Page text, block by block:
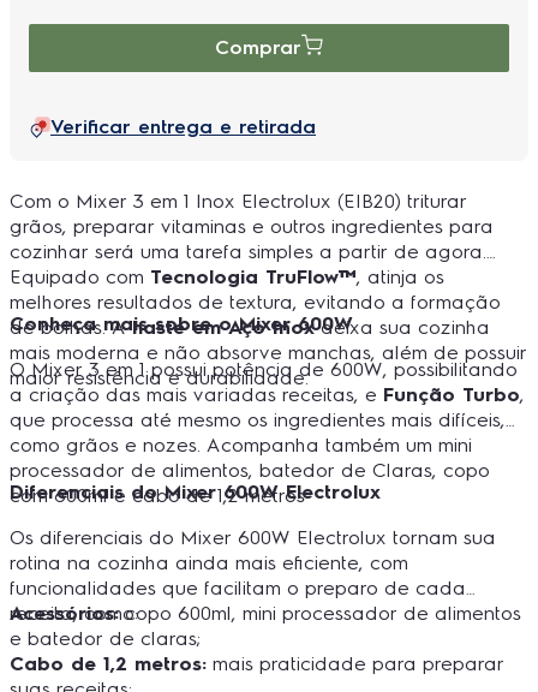
Comprar
Verificar entrega e retirada
Com o Mixer 3 em 1 Inox Electrolux (EIB20) triturar
grãos, preparar vitaminas e outros ingredientes para
cozinhar será uma tarefa simples a partir de agora.
Equipado com Tecnologia TruFlow™, atinja os
melhores resultados de textura, evitando a formação
de bolhas. Ahaste em Aço Inoxdeixa sua cozinha
mais moderna e não absorve manchas, além de possuir
maior resistência e durabilidade.
Conheça mais sobre o Mixer 600W
O Mixer 3 em 1 possui potência de 600W, possibilitando
a criação das mais variadas receitas, e Função Turbo,
que processa até mesmo os ingredientes mais difíceis,
como grãos e nozes. Acompanha também um mini
processador de alimentos, batedor de Claras, copo
com 600ml e cabo de 1,2 metros
Diferenciais do Mixer 600W Electrolux
Os diferenciais do Mixer 600W Electrolux tornam sua
rotina na cozinha ainda mais eficiente, com
funcionalidades que facilitam o preparo de cada
receita, como:
Acessórios:copo 600ml, mini processador de alimentos
e batedor de claras;
Cabo de 1,2 metros: mais praticidade para preparar